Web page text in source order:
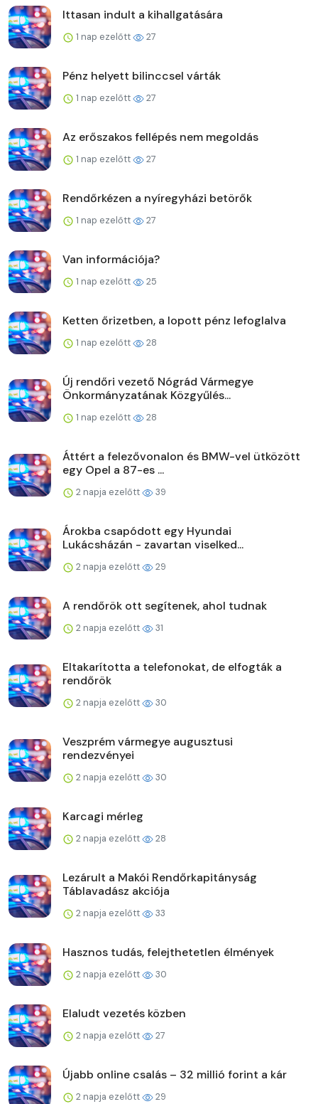
Ittasan indult a kihallgatására
1 nap ezelőtt 27
Pénz helyett bilinccsel várták
1 nap ezelőtt 27
Az erőszakos fellépés nem megoldás
1 nap ezelőtt 27
Rendőrkézen a nyíregyházi betörők
1 nap ezelőtt 27
Van információja?
1 nap ezelőtt 25
Ketten őrizetben, a lopott pénz lefoglalva
1 nap ezelőtt 28
Új rendőri vezető Nógrád Vármegye
Önkormányzatának Közgyűlés...
1 nap ezelőtt 28
Áttért a felezővonalon és BMW-vel ütközött
egy Opel a 87-es ...
2 napja ezelőtt 39
Árokba csapódott egy Hyundai
Lukácsházán - zavartan viselked...
2 napja ezelőtt 29
A rendőrök ott segítenek, ahol tudnak
2 napja ezelőtt 31
Eltakarította a telefonokat, de elfogták a
rendőrök
2 napja ezelőtt 30
Veszprém vármegye augusztusi
rendezvényei
2 napja ezelőtt 30
Karcagi mérleg
2 napja ezelőtt 28
Lezárult a Makói Rendőrkapitányság
Táblavadász akciója
2 napja ezelőtt 33
Hasznos tudás, felejthetetlen élmények
2 napja ezelőtt 30
Elaludt vezetés közben
2 napja ezelőtt 27
Újabb online csalás – 32 millió forint a kár
2 napja ezelőtt 29